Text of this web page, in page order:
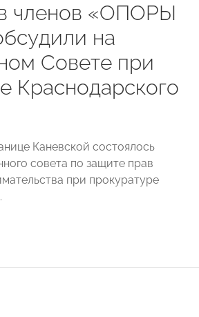
членов «ОПОРЫ
на
Совете при
Краснодарского
Каневской состоялось
совета по защите прав
при прокуратуре